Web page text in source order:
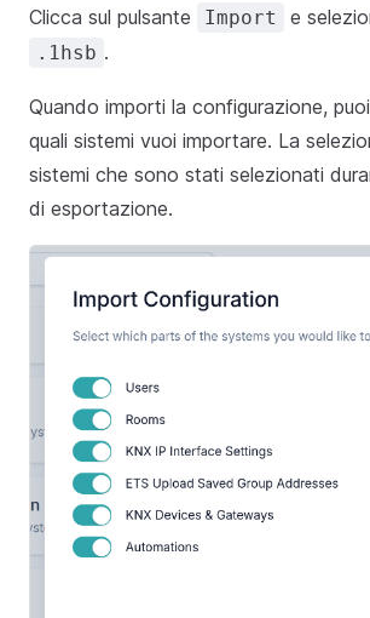
Clicca sul pulsante Import e
.1hsb .
Quando importi la configurazione,
quali sistemi vuoi importare. La
sistemi che sono stati selezionati
di esportazione.